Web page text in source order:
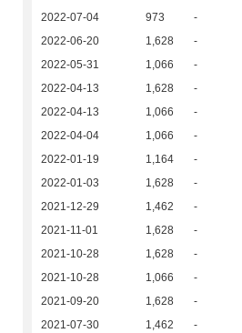
2022-07-04
973 -
2022-06-20
1,628 -
2022-05-31
1,066 -
2022-04-13
1,628 -
2022-04-13
1,066 -
2022-04-04
1,066 -
2022-01-19
1,164 -
2022-01-03
1,628 -
2021-12-29
1,462 -
2021-11-01
1,628 -
2021-10-28
1,628 -
2021-10-28
1,066 -
2021-09-20
1,628 -
2021-07-30
1,462 -